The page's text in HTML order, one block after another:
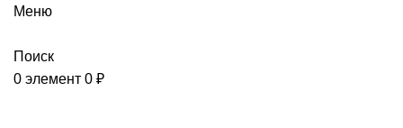
Меню
Поиск
0 элемент 0 ₽